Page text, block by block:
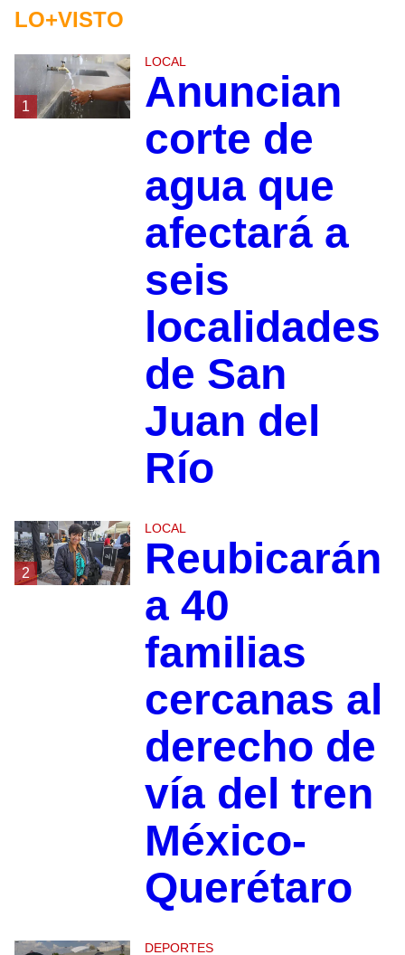
LO+VISTO
1
LOCAL
Anuncian
corte de
agua que
afectará a
seis
localidades
de San
Juan del
Río
2
LOCAL
Reubicarán
a 40
familias
cercanas al
derecho de
vía del tren
México-
Querétaro
DEPORTES